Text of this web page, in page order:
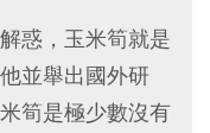
惑，玉米筍就是
並舉出國外研
筍是極少數沒有